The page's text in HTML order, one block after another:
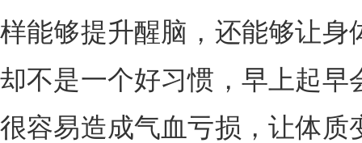
样能够提升醒脑，还能够让身
却不是一个好习惯，早上起早
很容易造成气血亏损，让体质